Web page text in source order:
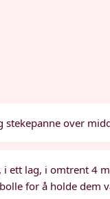
over
i ett lag, i omtrent 4
for å holde dem